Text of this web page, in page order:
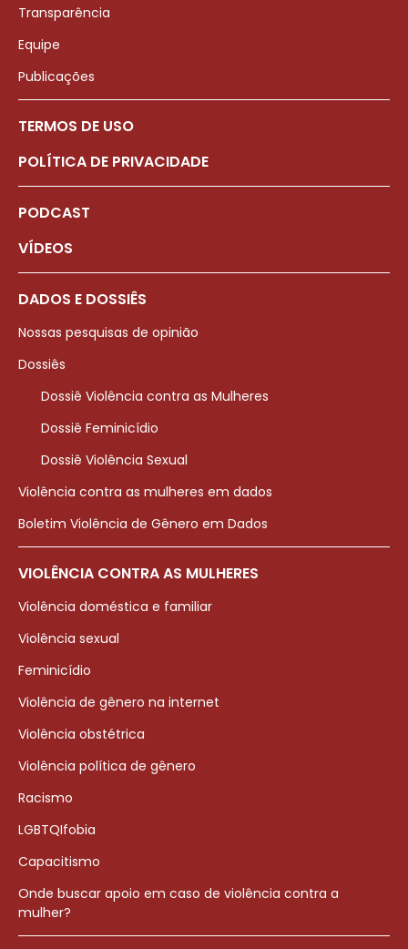
Transparência
Equipe
Publicações
TERMOS DE USO
POLÍTICA DE PRIVACIDADE
PODCAST
VÍDEOS
DADOS E DOSSIÊS
Nossas pesquisas de opinião
Dossiês
Dossiê Violência contra as Mulheres
Dossiê Feminicídio
Dossiê Violência Sexual
Violência contra as mulheres em dados
Boletim Violência de Gênero em Dados
VIOLÊNCIA CONTRA AS MULHERES
Violência doméstica e familiar
Violência sexual
Feminicídio
Violência de gênero na internet
Violência obstétrica
Violência política de gênero
Racismo
LGBTQIfobia
Capacitismo
Onde buscar apoio em caso de violência contra a
mulher?